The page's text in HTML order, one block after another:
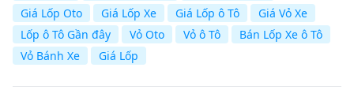
Giá Lốp Oto
Giá Lốp Xe Giá Lốp ô Tô
Giá Vỏ Xe
Lốp ô Tô Gần đây
Vỏ Oto Vỏ ô Tô
Bán Lốp Xe ô Tô
Vỏ Bánh Xe
Giá Lốp